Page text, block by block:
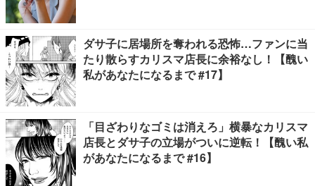
ダサ子に居場所を奪われる恐怖…ファンに当
たり散らすカリスマ店長に余裕なし！【醜い
私があなたになるまで #17】
「目ざわりなゴミは消えろ」横暴なカリスマ
店長とダサ子の立場がついに逆転！【醜い私
があなたになるまで #16】